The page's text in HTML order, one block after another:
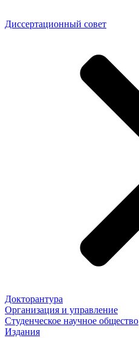
Диссертационный совет
Докторантура
Организация и управление
Студенческое научное общество
Издания